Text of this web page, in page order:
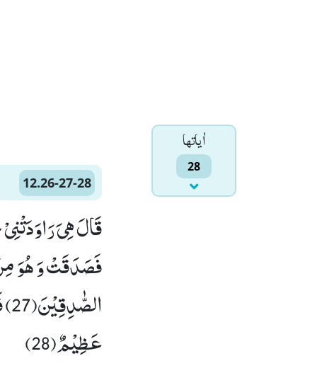
اٰياتها
28
12.26-27-28
قَالَ هِیَ
عَظِیْمٌ(28)